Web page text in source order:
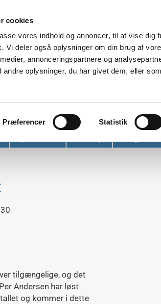
cookies
vores indhold og annoncer, til at vise dig
Vi deler også oplysninger om din brug af
annonceringspartnere og
andre oplysninger, du har givet dem, eller
Præferencer Statistik
tilgængelige, og det
Andersen har løst
og kommer i dette